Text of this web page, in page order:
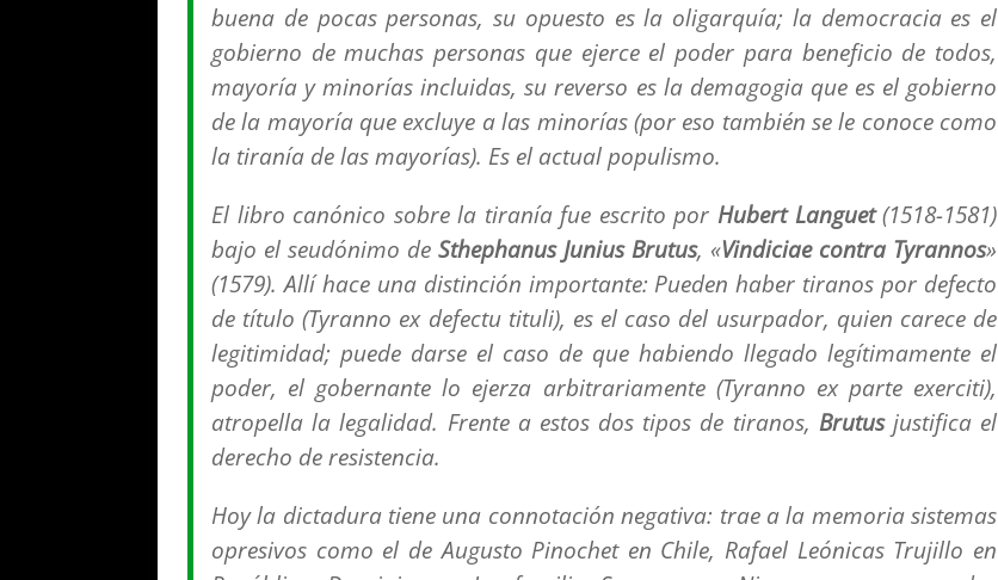
buena de pocas personas, su opuesto es la oligarquía; la democracia es el
gobierno de muchas personas que ejerce el poder para beneficio de todos,
mayoría y minorías incluidas, su reverso es la demagogia que es el gobierno
de la mayoría que excluye a las minorías (por eso también se le conoce como
la tiranía de las mayorías). Es el actual populismo.
El libro canónico sobre la tiranía fue escrito por Hubert Languet(1518-1581)
bajo el seudónimo deSthephanus Junius Brutus, «Vindiciae contra Tyrannos»
(1579). Allí hace una distinción importante: Pueden haber tiranos por defecto
de título (Tyranno ex defectu tituli), es el caso del usurpador, quien carece de
legitimidad; puede darse el caso de que habiendo llegado legítimamente el
poder, el gobernante lo ejerza arbitrariamente (Tyranno ex parte exerciti),
atropella la legalidad. Frente a estos dos tipos de tiranos, Brutusjustifica el
derecho de resistencia.
Hoy la dictadura tiene una connotación negativa: trae a la memoria sistemas
opresivos como el de Augusto Pinochet en Chile, Rafael Leónicas Trujillo en